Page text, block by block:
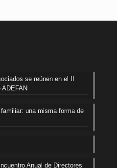
se reúnen en el II
una misma forma de
Anual de Directores